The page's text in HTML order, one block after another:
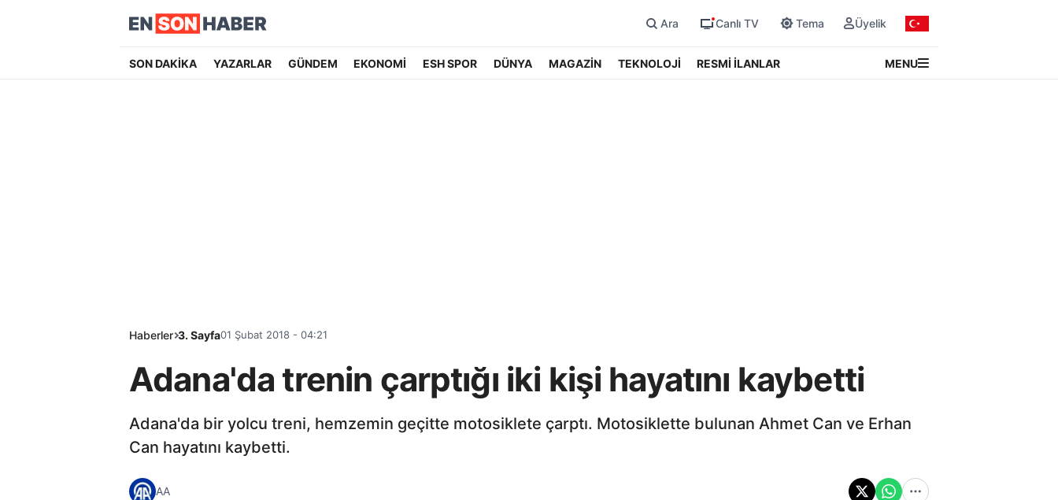
Ara Canlı TV Tema Üyelik
SON DAKİKA YAZARLAR GÜNDEM EKONOMİ ESH SPOR DÜNYA MAGAZİN TEKNOLOJİ RESMİ İLANLAR MENU
Haberler 3. Sayfa01 Şubat 2018 - 04:21
Adana'da trenin çarptığı iki kişi hayatını kaybetti
Adana'da bir yolcu treni, hemzemin geçitte motosiklete çarptı. Motosiklette bulunan Ahmet Can ve Erhan
Can hayatını kaybetti.
AA